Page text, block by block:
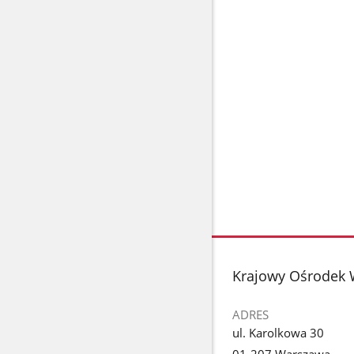
stopka
Krajowy Ośrodek
ADRES
ul. Karolkowa 30